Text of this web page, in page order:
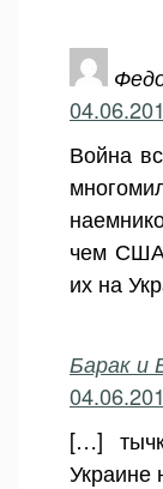
Война
чем США
их на
Барак и
[…]
Украине